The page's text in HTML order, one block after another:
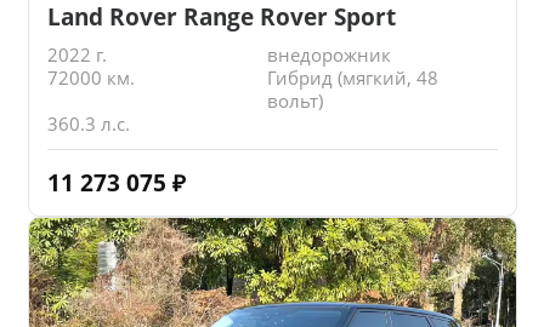
Land Rover Range Rover Sport
2022 г.
внедорожник
72000 км.
Гибрид (мягкий, 48
вольт)
360.3 л.с.
11 273 075 ₽